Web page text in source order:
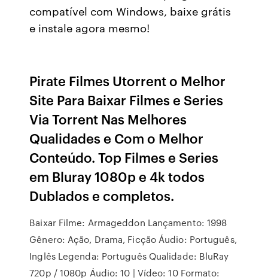
compatível com Windows, baixe grátis
e instale agora mesmo!
Pirate Filmes Utorrent o Melhor
Site Para Baixar Filmes e Series
Via Torrent Nas Melhores
Qualidades e Com o Melhor
Conteúdo. Top Filmes e Series
em Bluray 1080p e 4k todos
Dublados e completos.
Baixar Filme: Armageddon Lançamento: 1998
Gênero: Ação, Drama, Ficção Áudio: Português,
Inglês Legenda: Português Qualidade: BluRay
720p / 1080p Áudio: 10 | Vídeo: 10 Formato: